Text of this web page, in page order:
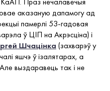
аказаную дапамогу ад
памерлі 53-гадовая
ў ЦІП на Акрэсціна) і
Шчацінка (захварэў у
яшчэ ў ізалятарах, а
выздаравець так і не